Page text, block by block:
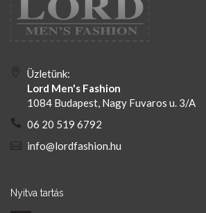
Üzletünk:
Lord Men's Fashion
1084 Budapest, Nagy Fuvaros u. 3/A
06 20 519 6792
info@lordfashion.hu
Nyitva tartás